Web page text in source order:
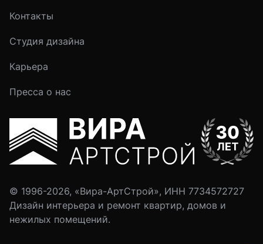
Контакты
Студия дизайна
Карьера
Пресса о нас
© 1996-2026, «Вира-АртСтрой», ИНН 7734572727
Дизайн интерьера и ремонт квартир, домов и
нежилых помещений.